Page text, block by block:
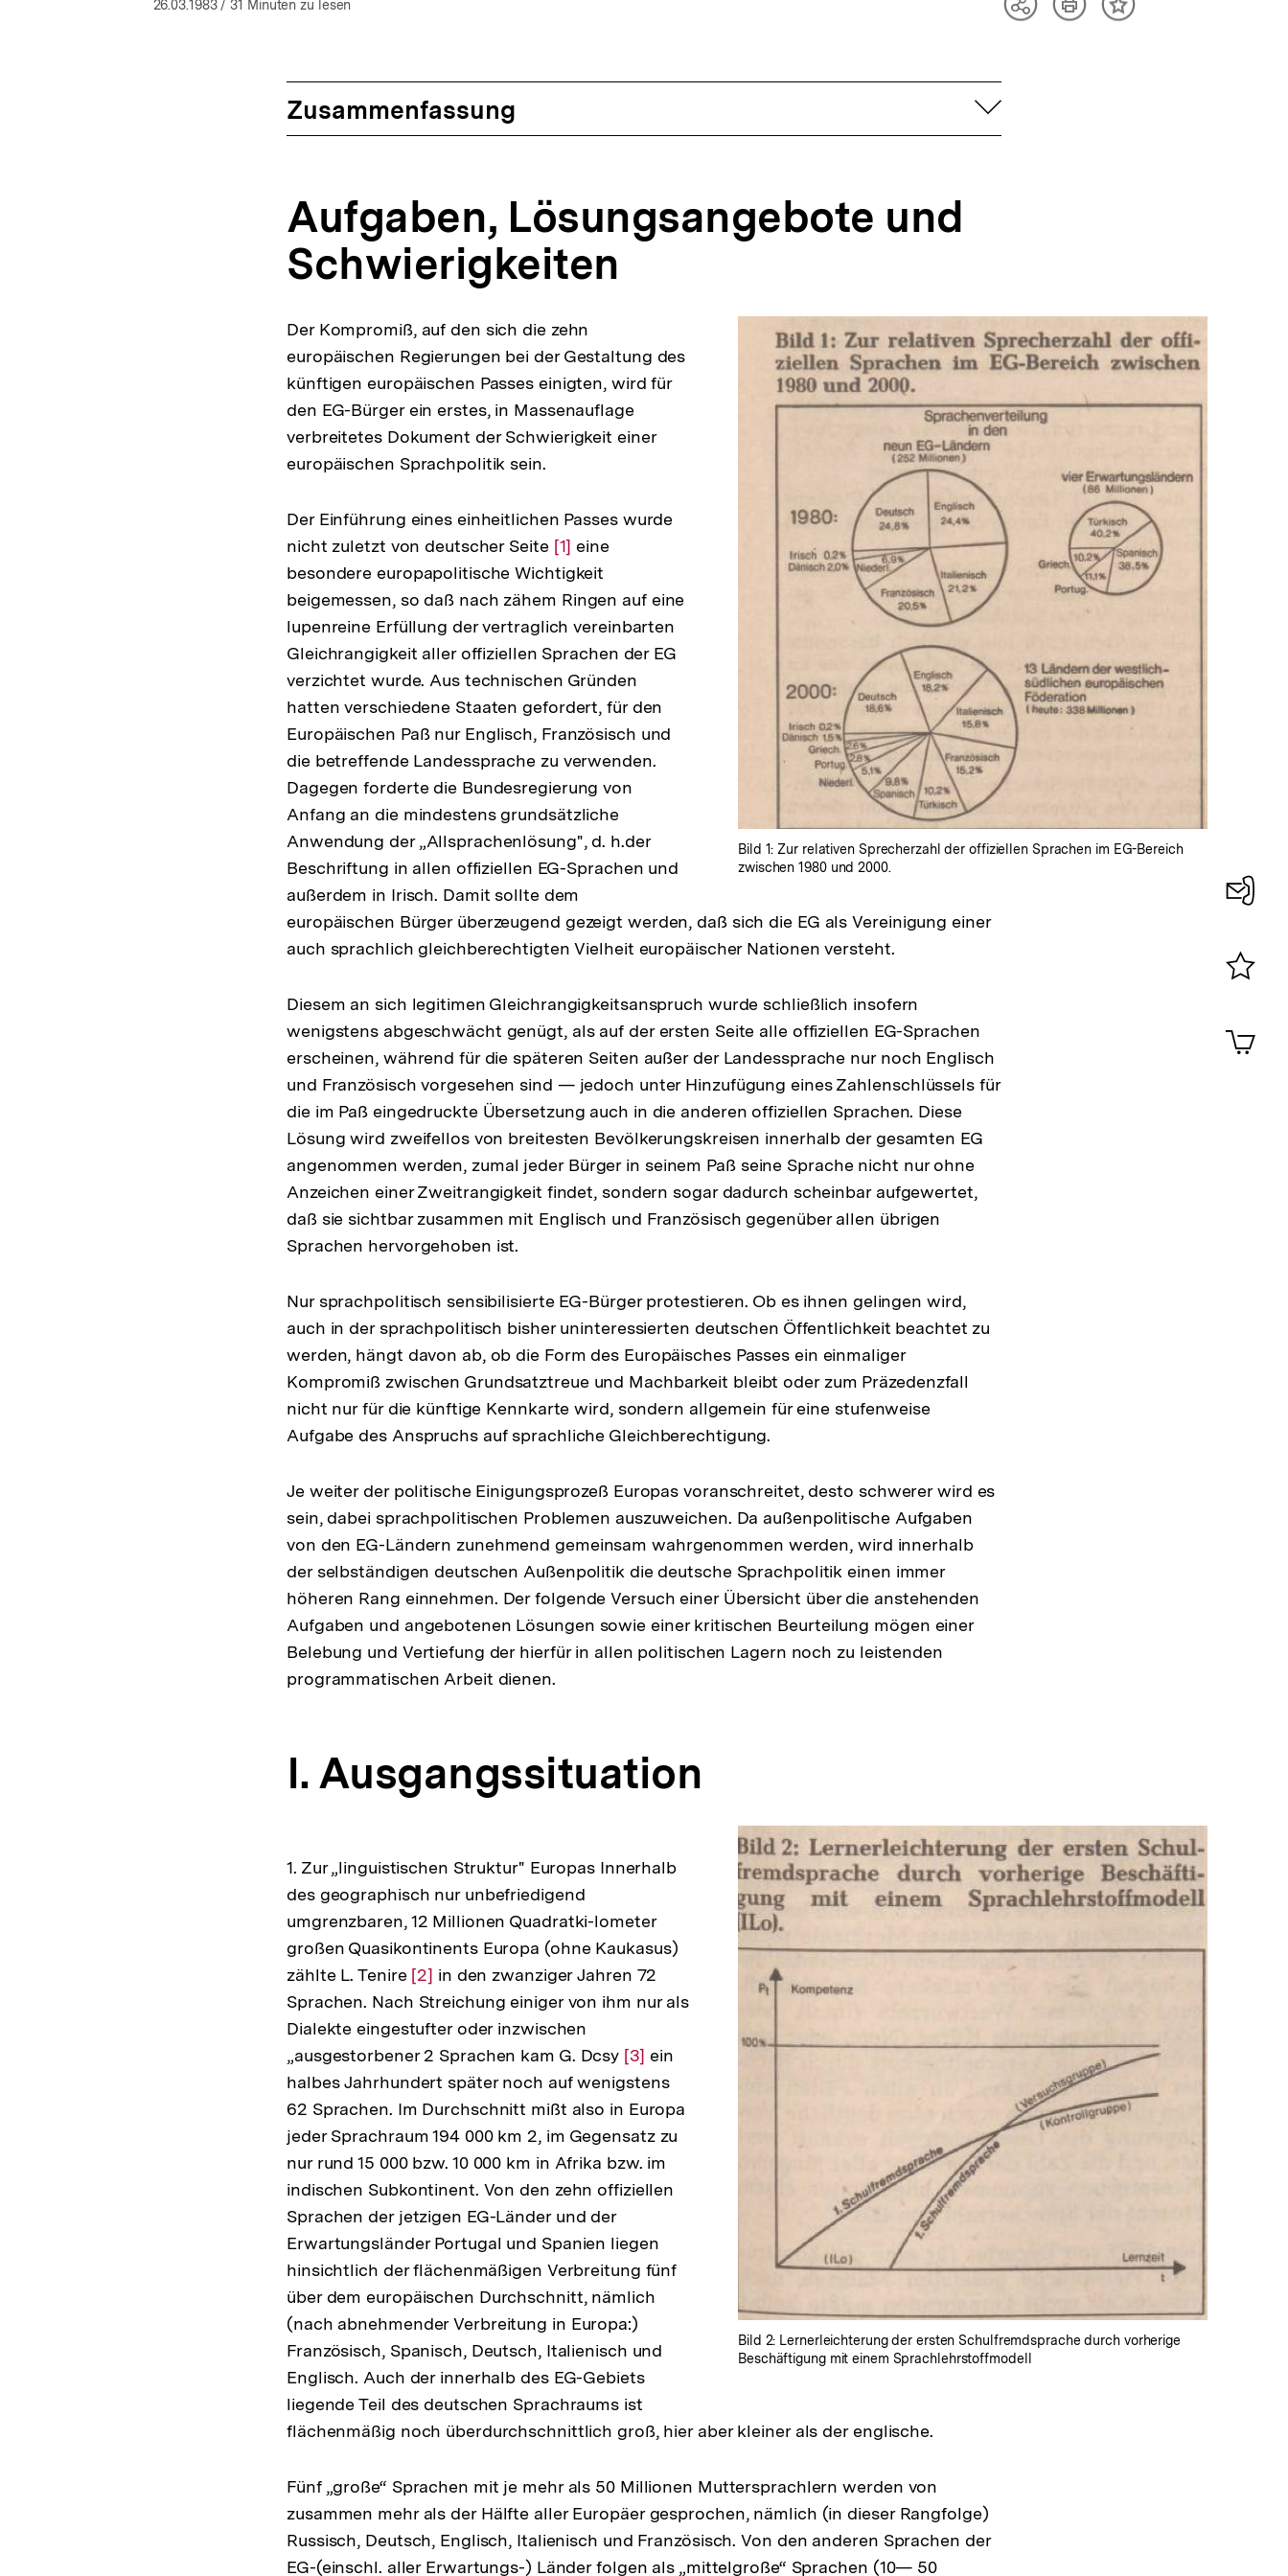
öffnen
26.03.1983/ 31 Minuten zu lesen
TeilenArtikelInhalt
Zusammenfassung aufklappen
Aufgaben, Lösungsangebote und
Schwierigkeiten
In
Lightbox
öffnen
Bild 1: Zur relativen Sprecherzahl der offiziellen Sprachen im EG-Bereich
zwischen 1980 und 2000.
Der Kompromiß, auf den sich die zehn
europäischen Regierungen bei der Gestaltung des
künftigen europäischen Passes einigten, wird für
den EG-Bürger ein erstes, in Massenauflage
verbreitetes Dokument der Schwierigkeit einer
europäischen Sprachpolitik sein.
Der Einführung eines einheitlichen Passes wurde
nicht zuletzt von deutscher Seite Zur
Auflösung
der
Fußnote
[1] eine
besondere europapolitische Wichtigkeit
beigemessen, so daß nach zähem Ringen auf eine
lupenreine Erfüllung der vertraglich vereinbarten
Gleichrangigkeit aller offiziellen Sprachen der EG
verzichtet wurde. Aus technischen Gründen
hatten verschiedene Staaten gefordert, für den
Europäischen Paß nur Englisch, Französisch und
die betreffende Landessprache zu verwenden.
Dagegen forderte die Bundesregierung von
Anfang an die mindestens grundsätzliche
Anwendung der „Allsprachenlösung", d. h.der
Beschriftung in allen offiziellen EG-Sprachen und
außerdem in Irisch. Damit sollte dem
europäischen Bürger überzeugend gezeigt werden, daß sich die EG als Vereinigung einer
auch sprachlich gleichberechtigten Vielheit europäischer Nationen versteht.
Diesem an sich legitimen Gleichrangigkeitsanspruch wurde schließlich insofern
wenigstens abgeschwächt genügt, als auf der ersten Seite alle offiziellen EG-Sprachen
erscheinen, während für die späteren Seiten außer der Landessprache nur noch Englisch
und Französisch vorgesehen sind — jedoch unter Hinzufügung eines Zahlenschlüssels für
die im Paß eingedruckte Übersetzung auch in die anderen offiziellen Sprachen. Diese
Lösung wird zweifellos von breitesten Bevölkerungskreisen innerhalb der gesamten EG
angenommen werden, zumal jeder Bürger in seinem Paß seine Sprache nicht nur ohne
Anzeichen einer Zweitrangigkeit findet, sondern sogar dadurch scheinbar aufgewertet,
daß sie sichtbar zusammen mit Englisch und Französisch gegenüber allen übrigen
Sprachen hervorgehoben ist.
Nur sprachpolitisch sensibilisierte EG-Bürger protestieren. Ob es ihnen gelingen wird,
auch in der sprachpolitisch bisher uninteressierten deutschen Öffentlichkeit beachtet zu
werden, hängt davon ab, ob die Form des Europäisches Passes ein einmaliger
Kompromiß zwischen Grundsatztreue und Machbarkeit bleibt oder zum Präzedenzfall
nicht nur für die künftige Kennkarte wird, sondern allgemein für eine stufenweise
Aufgabe des Anspruchs auf sprachliche Gleichberechtigung.
Je weiter der politische Einigungsprozeß Europas voranschreitet, desto schwerer wird es
sein, dabei sprachpolitischen Problemen auszuweichen. Da außenpolitische Aufgaben
von den EG-Ländern zunehmend gemeinsam wahrgenommen werden, wird innerhalb
der selbständigen deutschen Außenpolitik die deutsche Sprachpolitik einen immer
höheren Rang einnehmen. Der folgende Versuch einer Übersicht über die anstehenden
Aufgaben und angebotenen Lösungen sowie einer kritischen Beurteilung mögen einer
Belebung und Vertiefung der hierfür in allen politischen Lagern noch zu leistenden
programmatischen Arbeit dienen.
I. Ausgangssituation
Lightbox
öffnen
Bild 2: Lernerleichterung der ersten Schulfremdsprache durch vorherige
Beschäftigung mit einem Sprachlehrstoffmodell
1. Zur „linguistischen Struktur" Europas Innerhalb
des geographisch nur unbefriedigend
umgrenzbaren, 12 Millionen Quadratki-lometer
großen Quasikontinents Europa (ohne Kaukasus)
zählte L. Tenire Zur
Auflösung
der
Fußnote
[2] in den zwanziger Jahren 72
Sprachen. Nach Streichung einiger von ihm nur als
Dialekte eingestufter oder inzwischen
„ausgestorbener 2 Sprachen kam G. Dcsy Zur
Auflösung
der
Fußnote
[3] ein
halbes Jahrhundert später noch auf wenigstens
62 Sprachen. Im Durchschnitt mißt also in Europa
jeder Sprachraum 194 000 km 2, im Gegensatz zu
nur rund 15 000 bzw. 10 000 km in Afrika bzw. im
indischen Subkontinent. Von den zehn offiziellen
Sprachen der jetzigen EG-Länder und der
Erwartungsländer Portugal und Spanien liegen
hinsichtlich der flächenmäßigen Verbreitung fünf
über dem europäischen Durchschnitt, nämlich
(nach abnehmender Verbreitung in Europa:)
Französisch, Spanisch, Deutsch, Italienisch und
Englisch. Auch der innerhalb des EG-Gebiets
liegende Teil des deutschen Sprachraums ist
flächenmäßig noch überdurchschnittlich groß, hier aber kleiner als der englische.
Fünf „große“ Sprachen mit je mehr als 50 Millionen Muttersprachlern werden von
zusammen mehr als der Hälfte aller Europäer gesprochen, nämlich (in dieser Rangfolge)
Russisch, Deutsch, Englisch, Italienisch und Französisch. Von den anderen Sprachen der
EG-(einschl. aller Erwartungs-) Länder folgen als „mittelgroße“ Sprachen (10— 50